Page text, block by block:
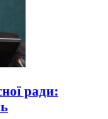
ради: